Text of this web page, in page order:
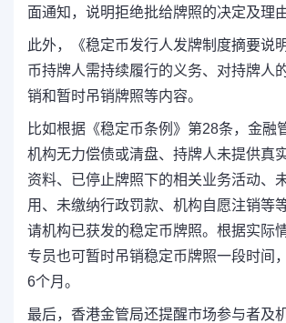
面通知，说明拒绝批给牌照的决定及理由
此外，
《稳定币发行人发牌制度摘要说
币持牌人需持续履行的义务、对持牌人
销和暂时吊销牌照等内容。
比如根据《稳定币条例》第28条，金融
机构无力偿债或清盘、持牌人未提供真
资料、已停止牌照下的相关业务活动、
用、未缴纳行政罚款、机构自愿注销等
请机构已获发的稳定币牌照。根据实际
专员也可暂时吊销稳定币牌照一段时间
6个月。
最后，香港金管局还提醒市场参与者及